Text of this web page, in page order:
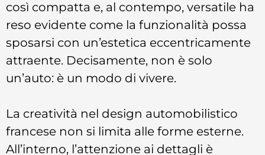
così compatta e, al contempo, versatile ha
reso evidente come la funzionalità possa
sposarsi con un’estetica eccentricamente
attraente. Decisamente, non è solo
un’auto: è un modo di vivere.
La creatività nel design automobilistico
francese non si limita alle forme esterne.
All’interno, l’attenzione ai dettagli è